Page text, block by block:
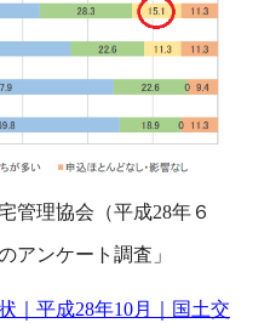
管理協会（平成28年６
アンケート調査」
｜平成28年10月｜国土交